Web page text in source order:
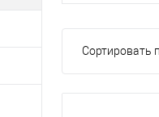
Сортировать